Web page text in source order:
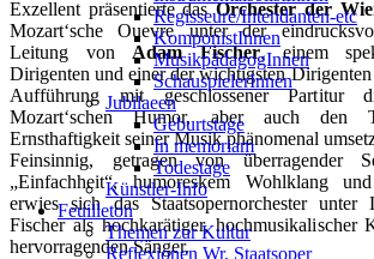
Regisseure/Intendanten-etc
KomponistInnen
MusikpädagogInnen
SchauspielerInnen
Jubilaeen
Geburtstage
In memoriam
Todestage
Künstler-Info
Feuilleton
Themen zur Kultur
Reflexionen Wr. Staatsoper
Exzellent präsentierte dasOrchester der
Mozart‘sche Ouevre unter der
Leitung von Adam Fischer, einem
Dirigenten und einer der wichtigsten
Aufführung mit geschlossener Partitur
Mozart‘schen Humor, aber auch den
Ernsthaftigkeit seiner Musik phänomenal
Feinsinnig, getragen von überragender
„Einfachheit“, humoreskem Wohlklang
erwies sich das Staatsopernorchester
Fischer als hochkarätiger, hochmusikalischer
hervorragenden Sänger.